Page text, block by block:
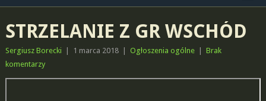
STRZELANIE Z GR WSCHÓD
Sergiusz Borecki 1 marca 2018 Ogłoszenia ogólne
Brak
komentarzy